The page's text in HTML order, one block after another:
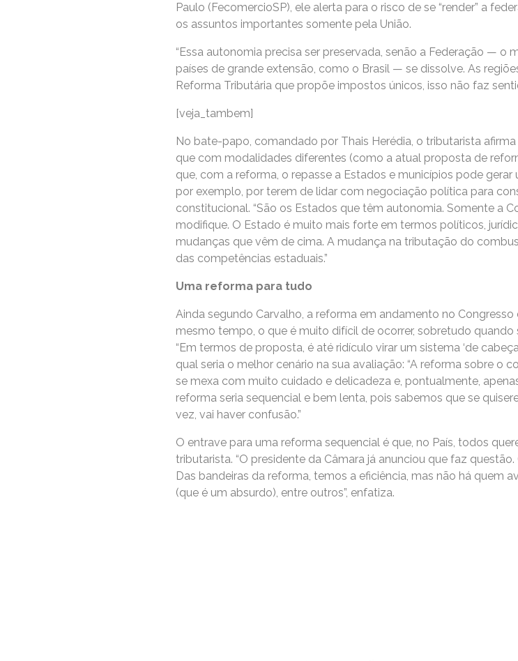
Paulo (FecomercioSP), ele alerta para o risco de se “render” a
os assuntos importantes somente pela União.
“Essa autonomia precisa ser preservada, senão a Federação — o
países de grande extensão, como o Brasil — se dissolve. As
Reforma Tributária que propõe impostos únicos, isso não faz
[veja_tambem]
No bate-papo, comandado por Thais Herédia, o tributarista
que com modalidades diferentes (como a atual proposta de
que, com a reforma, o repasse a Estados e municípios pode
por exemplo, por terem de lidar com negociação política para
constitucional. “São os Estados que têm autonomia. Somente a
modifique. O Estado é muito mais forte em termos políticos,
mudanças que vêm de cima. A mudança na tributação do
das competências estaduais.”
Uma reforma para tudo
Ainda segundo Carvalho, a reforma em andamento no
mesmo tempo, o que é muito difícil de ocorrer, sobretudo
“Em termos de proposta, é até ridículo virar um sistema ‘de
qual seria o melhor cenário na sua avaliação: “A reforma sobre o
se mexa com muito cuidado e delicadeza e, pontualmente,
reforma seria sequencial e bem lenta, pois sabemos que se
vez, vai haver confusão.”
O entrave para uma reforma sequencial é que, no País, todos
tributarista. “O presidente da Câmara já anunciou que faz
Das bandeiras da reforma, temos a eficiência, mas não há quem
(que é um absurdo), entre outros”, enfatiza.